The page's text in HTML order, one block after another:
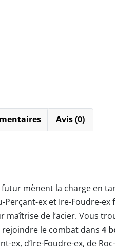
Avis (0)
mènent la charge en
Perçant-ex et Ire-Foudre-
maîtrise de l’acier. Vous
rejoindre le combat dans 4
ex, d’Ire-Foudre-ex, de